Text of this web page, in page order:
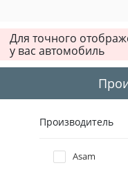
2010
2008
2007
Для точного
у вас автомобиль
Производитель
Asam